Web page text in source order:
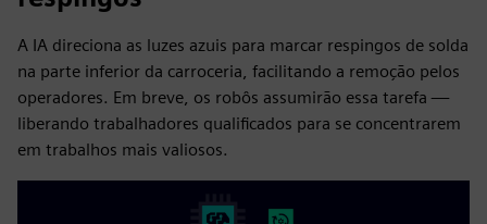
A IA direciona as luzes azuis para marcar respingos de solda
na parte inferior da carroceria, facilitando a remoção pelos
operadores. Em breve, os robôs assumirão essa tarefa —
liberando trabalhadores qualificados para se concentrarem
em trabalhos mais valiosos.